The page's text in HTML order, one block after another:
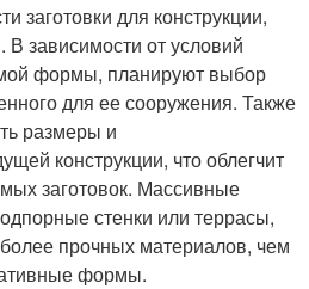
заготовки для конструкции,
зависимости от условий
формы, планируют выбор
для ее сооружения. Также
размеры и
конструкции, что облегчит
заготовок. Массивные
стенки или террасы,
прочных материалов, чем
формы.